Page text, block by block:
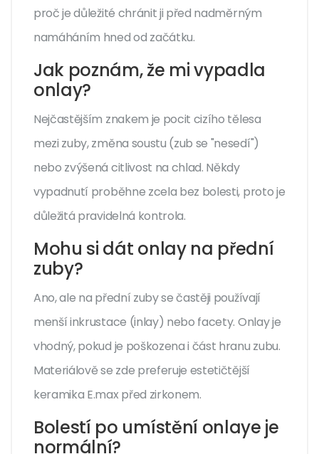
proč je důležité chránit ji před nadměrným
namáháním hned od začátku.
Jak poznám, že mi vypadla
onlay?
Nejčastějším znakem je pocit cizího tělesa
mezi zuby, změna soustu (zub se "nesedí")
nebo zvýšená citlivost na chlad. Někdy
vypadnutí proběhne zcela bez bolesti, proto je
důležitá pravidelná kontrola.
Mohu si dát onlay na přední
zuby?
Ano, ale na přední zuby se častěji používají
menší inkrustace (inlay) nebo facety. Onlay je
vhodný, pokud je poškozena i část hranu zubu.
Materiálově se zde preferuje estetičtější
keramika E.max před zirkonem.
Bolestí po umístění onlaye je
normální?